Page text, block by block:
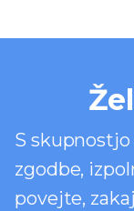
S
zgodbe,
povejte,